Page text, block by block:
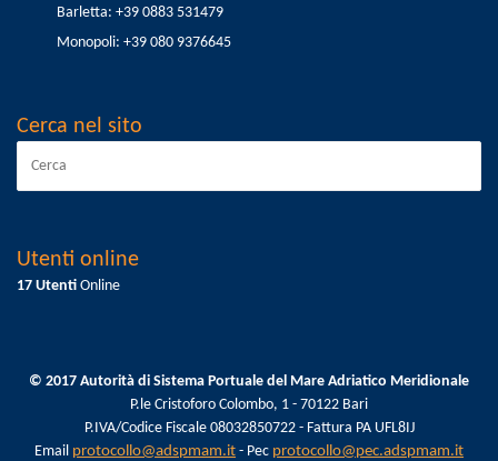
Barletta: +39 0883 531479
Monopoli: +39 080 9376645
Cerca nel sito
Utenti online
17 Utenti Online
© 2017 Autorità di Sistema Portuale del Mare Adriatico Meridionale
P.le Cristoforo Colombo, 1 - 70122 Bari
P.IVA/Codice Fiscale 08032850722 - Fattura PA UFL8IJ
Email protocollo@adspmam.it - Pec protocollo@pec.adspmam.it